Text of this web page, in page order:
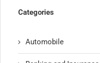
Categories
Automobile